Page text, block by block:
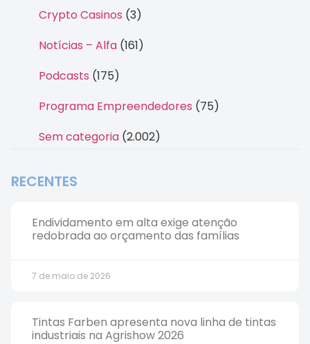
Crypto Casinos (3)
Notícias – Alfa (161)
Podcasts (175)
Programa Empreendedores (75)
Sem categoria (2.002)
RECENTES
Endividamento em alta exige atenção
redobrada ao orçamento das famílias
7 de maio de 2026
Tintas Farben apresenta nova linha de tintas
industriais na Agrishow 2026